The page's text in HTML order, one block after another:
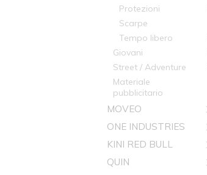
Protezioni
Scarpe
Tempo libero
Giovani
Street / Adventure
Materiale
pubblicitario
MOVEO
ONE INDUSTRIES
KINI RED BULL
QUIN